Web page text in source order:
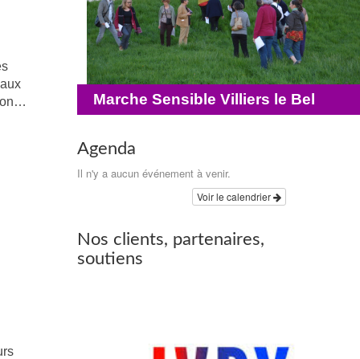
Marche Sensible Villiers le Bel
Agenda
Il n'y a aucun événement à venir.
Voir le calendrier
Nos clients, partenaires,
soutiens